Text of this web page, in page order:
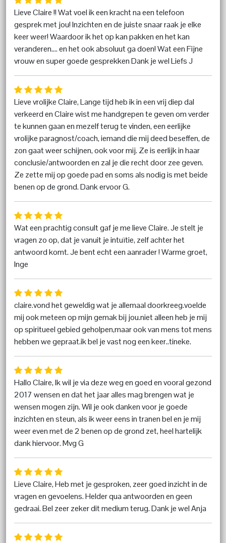
Lieve Claire !! Wat voel ik een kracht na een telefoon
gesprek met jou! Inzichten en de juiste snaar raak je elke
keer weer! Waardoor ik het op kan pakken en het kan
veranderen.... en het ook absoluut ga doen! Wat een Fijne
vrouw en super goede gesprekken Dank je wel Liefs J
Lieve vrolijke Claire, Lange tijd heb ik in een vrij diep dal
verkeerd en Claire wist me handgrepen te geven om verder
te kunnen gaan en mezelf terug te vinden, een eerlijke
vrolijke paragnost/coach, iemand die mij deed beseffen, de
zon gaat weer schijnen, ook voor mij. Ze is eerlijk in haar
conclusie/antwoorden en zal je die recht door zee geven.
Ze zette mij op goede pad en soms als nodig is met beide
benen op de grond. Dank ervoor G.
Wat een prachtig consult gaf je me lieve Claire. Je stelt je
vragen zo op, dat je vanuit je intuïtie, zelf achter het
antwoord komt. Je bent echt een aanrader ! Warme groet,
Inge
claire.vond het geweldig wat je allemaal doorkreeg.voelde
mij ook meteen op mijn gemak bij jou.niet alleen heb je mij
op spiritueel gebied geholpen,maar ook van mens tot mens
hebben we gepraat.ik bel je vast nog een keer..tineke.
Hallo Claire, Ik wil je via deze weg en goed en vooral gezond
2017 wensen en dat het jaar alles mag brengen wat je
wensen mogen zijn. Wil je ook danken voor je goede
inzichten en steun, als ik weer eens in tranen bel en je mij
weer even met de 2 benen op de grond zet, heel hartelijk
dank hiervoor. Mvg G
Lieve Claire, Heb met je gesproken, zeer goed inzicht in de
vragen en gevoelens. Helder qua antwoorden en geen
gedraai. Bel zeer zeker dit medium terug. Dank je wel Anja